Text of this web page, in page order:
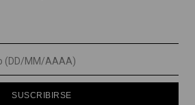
SUSCRIBIRSE